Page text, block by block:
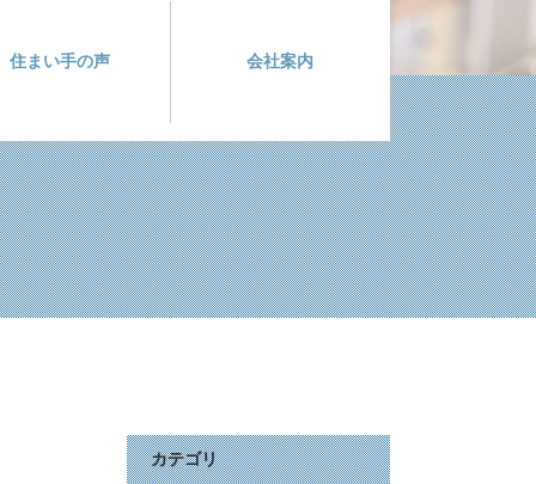
住まい手の声 会社案内
カテゴリ